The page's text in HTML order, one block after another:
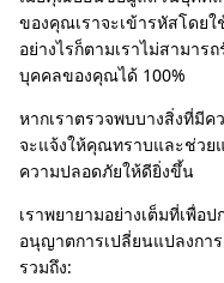
ของคุณเราจะเข้ารหัสโดยใ
อย่างไรก็ตามเราไม่สามา
บุคคลของคุณได้ 100%
หากเราตรวจพบบางสิ่งที่มีค
จะแจ้งให้คุณทราบและช่ว
ความปลอดภัยให้ดียิ่งขึ้น
เราพยายามอย่างเต็มที่เพื่อ
อนุญาตการเปลี่ยนแปลงการ
รวมถึง: